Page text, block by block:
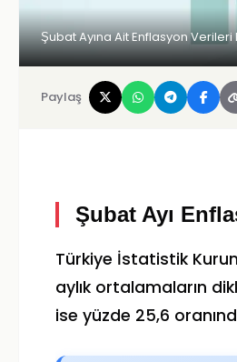
Şubat Ayına Ait Enflasyon Verileri
Paylaş
Şubat Ayı
Türkiye İstatistik
aylık ortalamaların
ise yüzde 25,6